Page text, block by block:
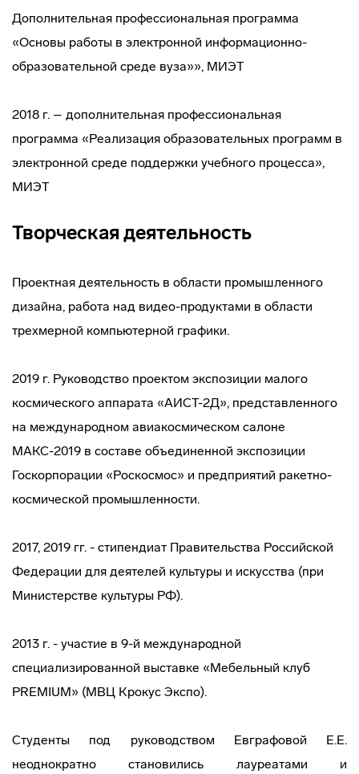
Дополнительная профессиональная программа
«Основы работы в электронной информационно-
образовательной среде вуза»», МИЭТ
2018 г. – дополнительная профессиональная
программа «Реализация образовательных программ в
электронной среде поддержки учебного процесса»,
МИЭТ
Творческая деятельность
Проектная деятельность в области промышленного
дизайна, работа над видео-продуктами в области
трехмерной компьютерной графики.
2019 г. Руководство проектом экспозиции малого
космического аппарата «АИСТ-2Д», представленного
на международном авиакосмическом салоне
МАКС-2019 в составе объединенной экспозиции
Госкорпорации «Роскосмос» и предприятий ракетно-
космической промышленности.
2017, 2019 гг. - стипендиат Правительства Российской
Федерации для деятелей культуры и искусства (при
Министерстве культуры РФ).
2013 г. - участие в 9-й международной
специализированной выставке «Мебельный клуб
PREMIUM» (МВЦ Крокус Экспо).
Студенты под руководством Евграфовой Е.Е.
неоднократно становились лауреатами и